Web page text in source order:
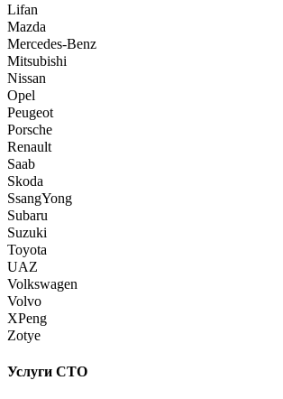
Lifan
Mazda
Mercedes-Benz
Mitsubishi
Nissan
Opel
Peugeot
Porsche
Renault
Saab
Skoda
SsangYong
Subaru
Suzuki
Toyota
UAZ
Volkswagen
Volvo
XPeng
Zotye
Услуги СТО